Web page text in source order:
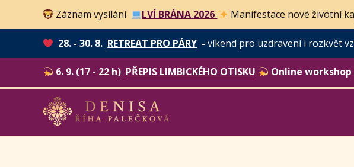
Záznam vysílání LVÍ BRÁNA 2026 Manifestace nové životní
28. - 30. 8. RETREAT PRO PÁRY -víkend pro uzdravení i rozkvět
6. 9. (17 - 22 h) PŘEPIS LIMBICKÉHO OTISKU Online